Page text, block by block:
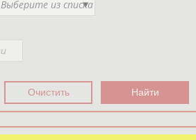
Выберите из списка